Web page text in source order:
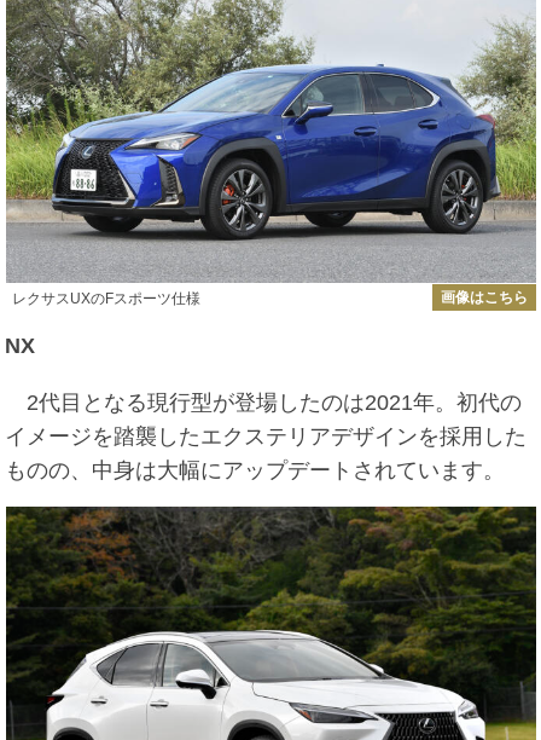
レクサスUXのFスポーツ仕様 画像はこちら
NX
2代目となる現行型が登場したのは2021年。初代の
イメージを踏襲したエクステリアデザインを採用した
ものの、中身は大幅にアップデートされています。